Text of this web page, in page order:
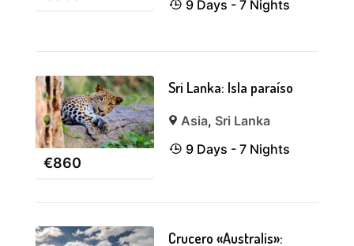
9 Days - 7 Nights
€860
Sri Lanka: Isla paraíso
Asia, Sri Lanka
9 Days - 7 Nights
Crucero «Australis»: